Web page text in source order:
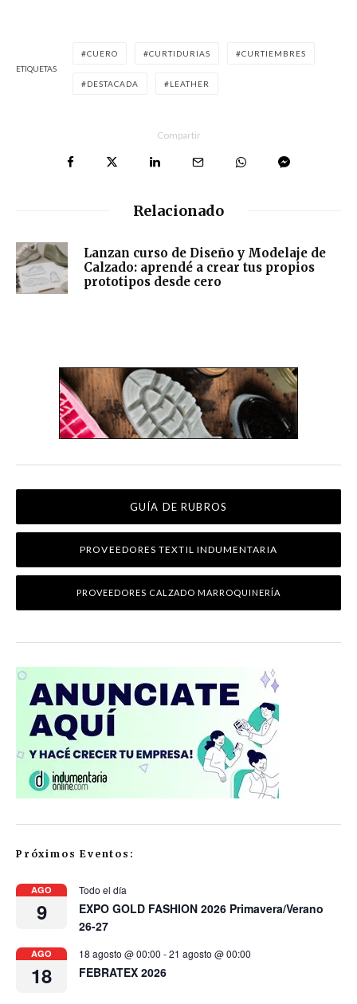
ETIQUETAS
CUERO CURTIDURIAS CURTIEMBRES
DESTACADA LEATHER
Compartir
Relacionado
Lanzan curso de Diseño y Modelaje de
Calzado: aprendé a crear tus propios
prototipos desde cero
GUÍA DE RUBROS
PROVEEDORES TEXTIL INDUMENTARIA
PROVEEDORES CALZADO MARROQUINERÍA
Próximos Eventos:
AGO
9
Todo el día
EXPO GOLD FASHION 2026 Primavera/Verano
26-27
AGO
18
18 agosto @ 00:00 -21 agosto @ 00:00
FEBRATEX 2026